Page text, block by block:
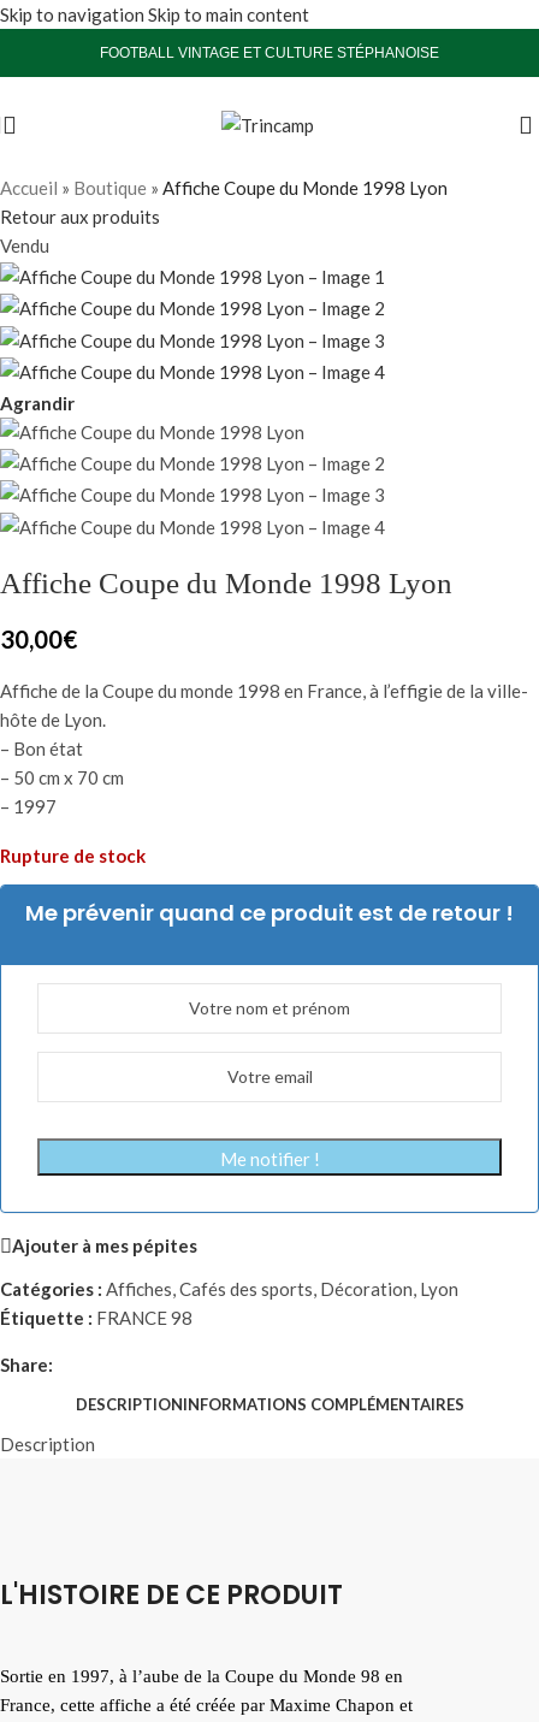
Skip to navigation Skip to main content
FOOTBALL VINTAGE ET CULTURE STÉPHANOISE
Accueil » Boutique » Affiche Coupe du Monde 1998 Lyon
Retour aux produits
Vendu
Agrandir
Affiche Coupe du Monde 1998 Lyon
30,00€
Affiche de la Coupe du monde 1998 en France, à l’effigie de la ville-
hôte de Lyon.
– Bon état
– 50 cm x 70 cm
– 1997
Rupture de stock
Me prévenir quand ce produit est de retour !
Me notifier !
Ajouter à mes pépites
Catégories : Affiches,Cafés des sports, Décoration, Lyon
Étiquette : FRANCE 98
Share:
DESCRIPTIONINFORMATIONS COMPLÉMENTAIRES
Description
L'HISTOIRE DE CE PRODUIT
Sortie en 1997, à l’aube de la Coupe du Monde 98 en
France, cette affiche a été créée par Maxime Chapon et